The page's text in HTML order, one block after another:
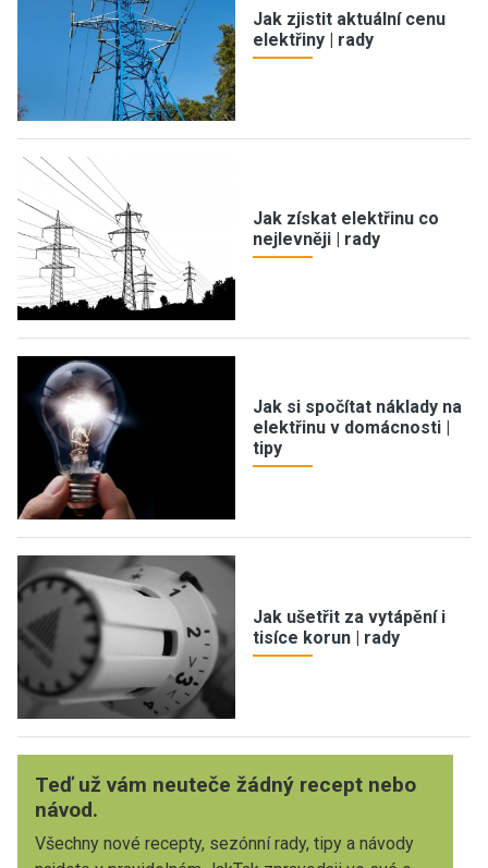
Jak zjistit aktuální cenu
elektřiny | rady
Jak získat elektřinu co
nejlevněji | rady
Jak si spočítat náklady na
elektřinu v domácnosti |
tipy
Jak ušetřit za vytápění i
tisíce korun | rady
Teď už vám neuteče žádný recept nebo
návod.
Všechny nové recepty, sezónní rady, tipy a návody